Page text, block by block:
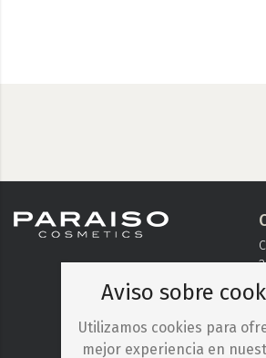
Aviso sobre
Utilizamos cookies para
mejor experiencia en